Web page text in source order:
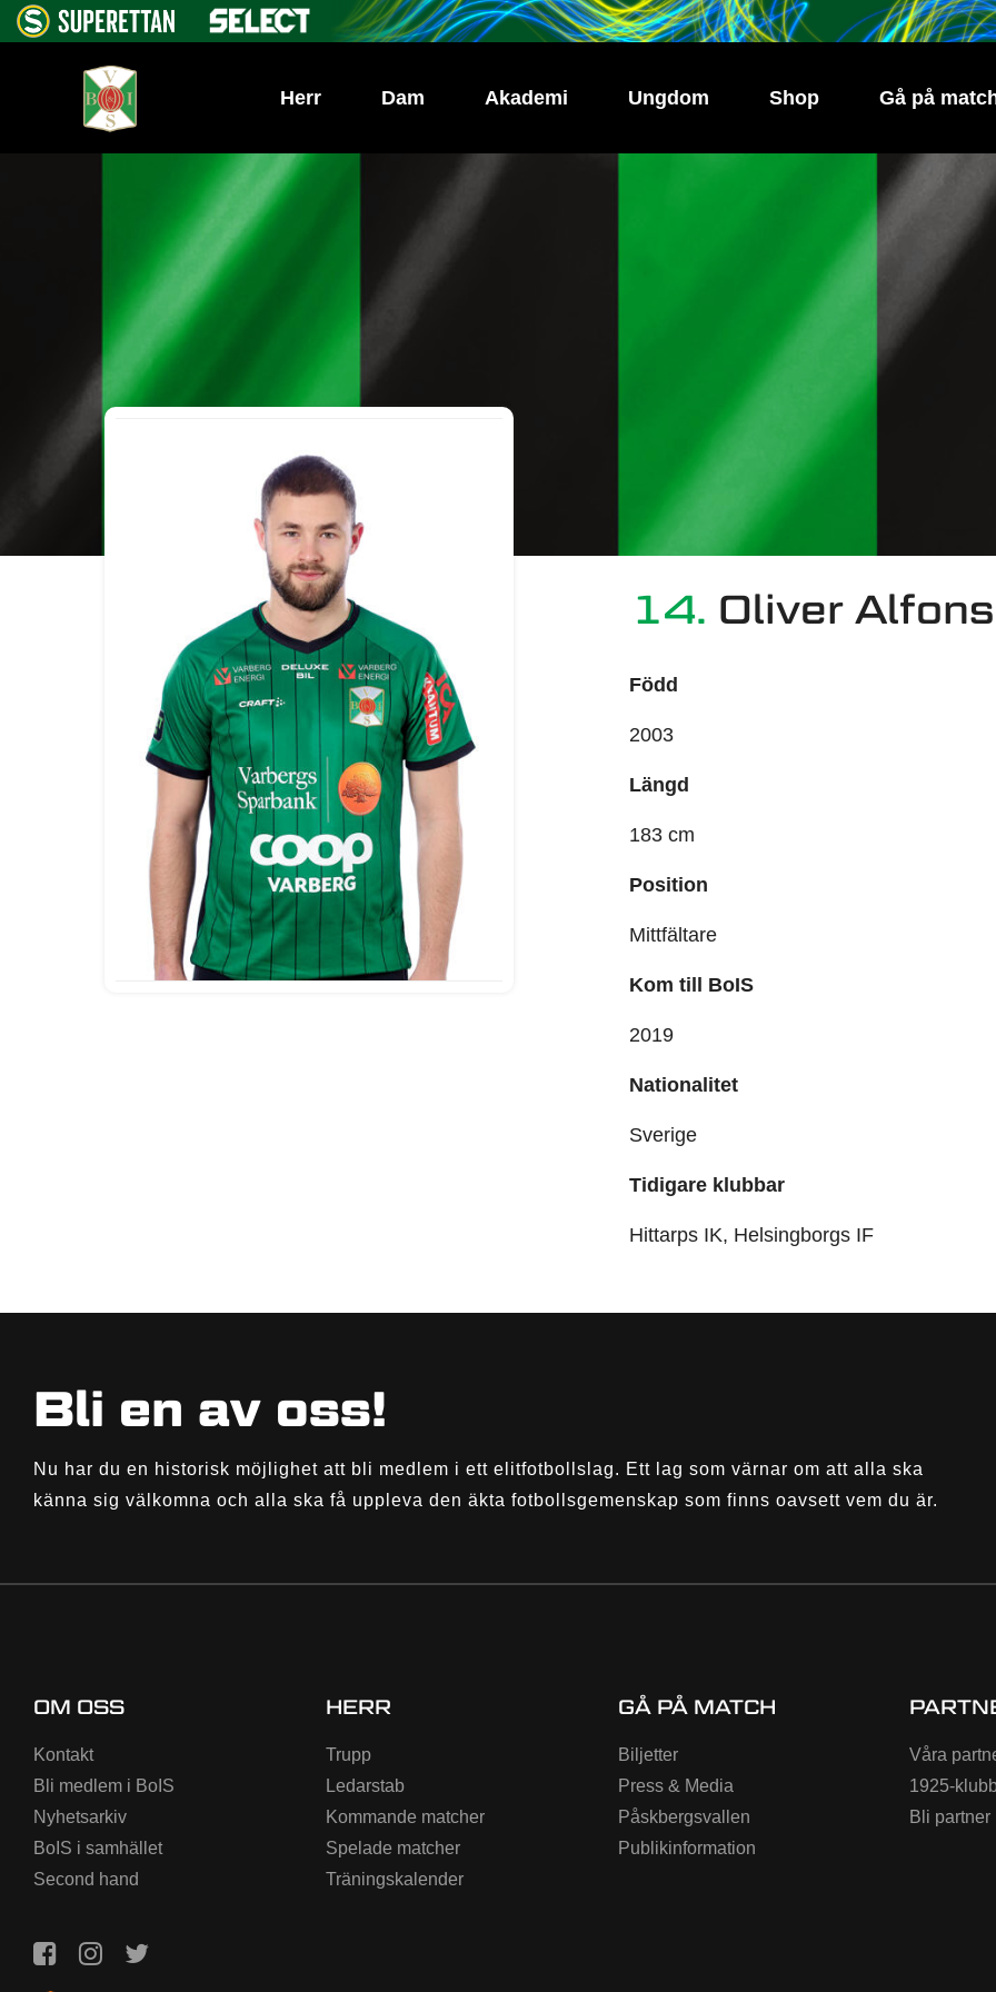
Herr Dam Akademi Ungdom Shop Gå på
14. Oliver
Född
2003
Längd
183 cm
Position
Mittfältare
Kom till BoIS
2019
Nationalitet
Sverige
Tidigare klubbar
Hittarps IK, Helsingborgs IF
Bli en av oss!
Nu har du en historisk möjlighet att bli medlem i ett elitfotbollslag. Ett lag som värnar om att alla ska
känna sig välkomna och alla ska få uppleva den äkta fotbollsgemenskap som finns oavsett vem du är.
OM OSS
Kontakt
Bli medlem i BoIS
Nyhetsarkiv
BoIS i samhället
Second hand
HERR
Trupp
Ledarstab
Kommande matcher
Spelade matcher
Träningskalender
GÅ PÅ MATCH
Biljetter
Press & Media
Påskbergsvallen
Publikinformation
Våra
1925-
Bli partner